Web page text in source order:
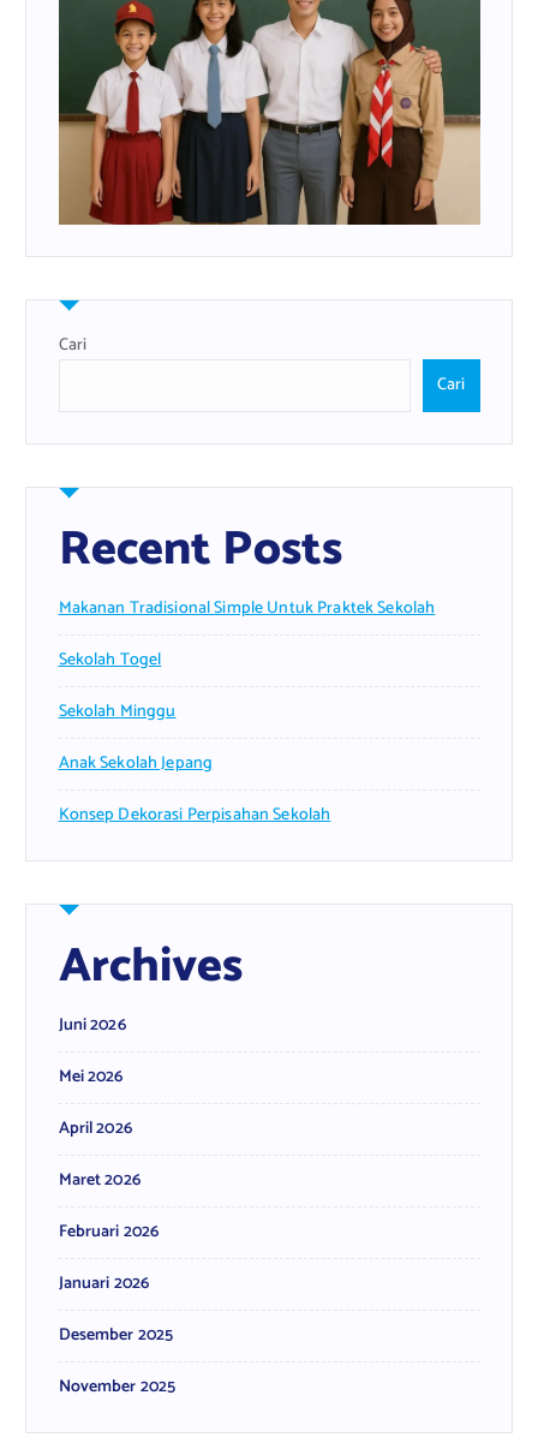
Cari
Cari
Recent Posts
Makanan Tradisional Simple Untuk Praktek Sekolah
Sekolah Togel
Sekolah Minggu
Anak Sekolah Jepang
Konsep Dekorasi Perpisahan Sekolah
Archives
Juni 2026
Mei 2026
April 2026
Maret 2026
Februari 2026
Januari 2026
Desember 2025
November 2025